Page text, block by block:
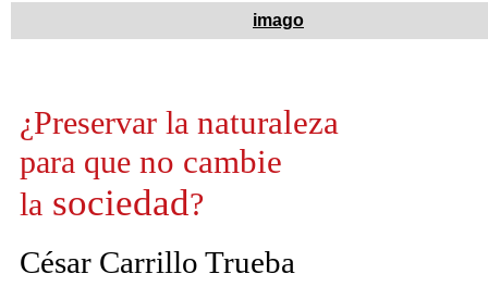
imago
¿Preservar la naturaleza
para que no cambie
la sociedad?
César Carrillo Trueba